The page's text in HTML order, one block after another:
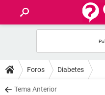
FOROS
SALUD
Foros Diabetes
Tema Anterior